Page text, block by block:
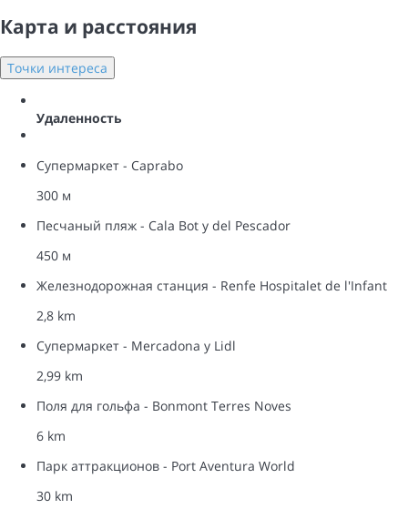
Карта и pасстояния
Точки интереса
Удаленность
Супермаркет - Caprabo
300 м
Песчаный пляж - Cala Bot y del Pescador
450 м
Железнодорожная станция - Renfe Hospitalet de l'Infant
2,8 km
Супермаркет - Mercadona y Lidl
2,99 km
Поля для гольфа - Bonmont Terres Noves
6 km
Парк аттракционов - Port Aventura World
30 km